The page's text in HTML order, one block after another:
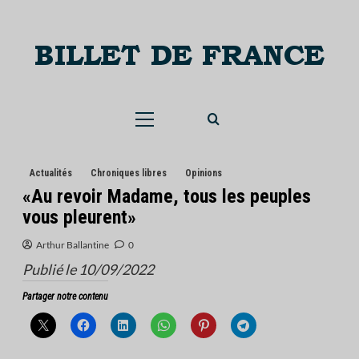
content
Menu
Actualités Chroniques libres Opinions
«Au revoir Madame, tous les peuples
vous pleurent»
Arthur Ballantine 0
Publié le 10/09/2022
Partager notre contenu